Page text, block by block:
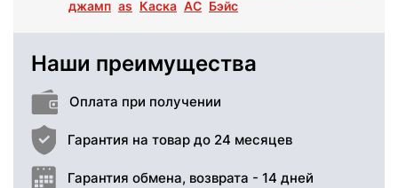
джамп as Каска АС Бэйс
Наши преимущества
Оплата при получении
Гарантия на товар до 24 месяцев
Гарантия обмена, возврата - 14 дней